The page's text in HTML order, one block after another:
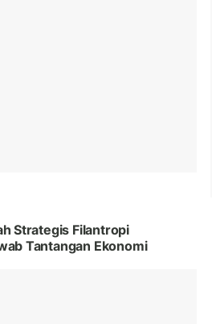
Strategis Filantropi
Tantangan Ekonomi